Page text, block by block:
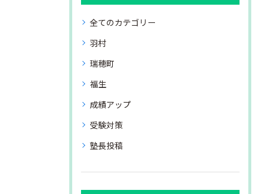
全てのカテゴリー
羽村
瑞穂町
福生
成績アップ
受験対策
塾長投稿